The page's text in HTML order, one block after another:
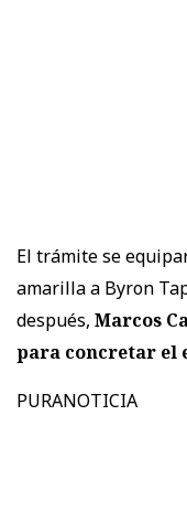
El trámite se
amarilla a Byron
después, Marcos
para concretar el
PURANOTICIA